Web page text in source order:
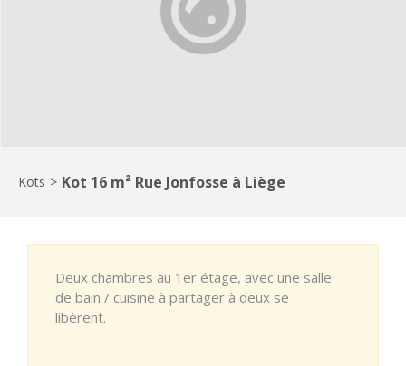
Kots > Kot 16 m² Rue Jonfosse à Liège
Deux chambres au 1er étage, avec une salle
de bain / cuisine à partager à deux se
libèrent.